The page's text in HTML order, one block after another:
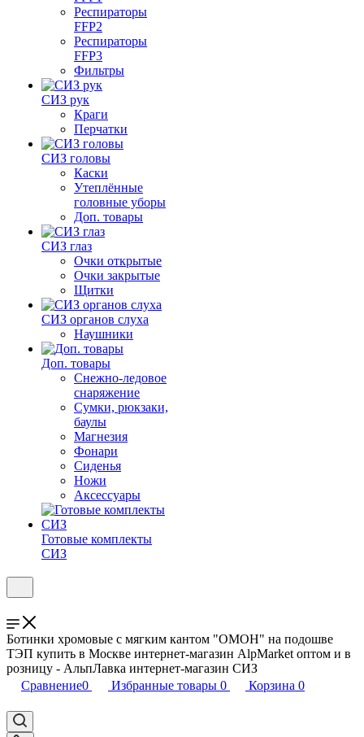
Респираторы
FFP2
Респираторы
FFP3
Фильтры
СИЗ рук
Краги
Перчатки
СИЗ головы
Каски
Утеплённые
головные уборы
Доп. товары
СИЗ глаз
Очки открытые
Очки закрытые
Щитки
СИЗ органов слуха
Наушники
Доп. товары
Снежно-ледовое
снаряжение
Сумки, рюкзаки,
баулы
Магнезия
Фонари
Сиденья
Ножи
Аксессуары
Готовые комплекты
СИЗ
Ботинки хромовые с мягким кантом "ОМОН" на подошве
ТЭП купить в Москве интернет-магазин AlpMarket оптом и в
розницу - АльпЛавка интернет-магазин СИЗ
Сравнение0 Избранные товары 0 Корзина 0